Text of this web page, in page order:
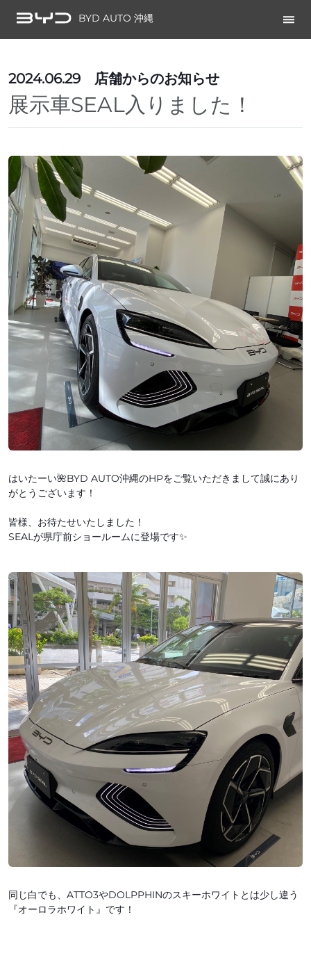
BYD AUTO 沖縄
2024.06.29 店舗からのお知らせ
展示車SEAL入りました！
はいたーい🌺BYD AUTO沖縄のHPをご覧いただきまして誠にあり
がとうございます！
皆様、お待たせいたしました！
SEALが県庁前ショールームに登場です✨
同じ白でも、ATTO3やDOLPPHINのスキーホワイトとは少し違う
『オーロラホワイト』です！